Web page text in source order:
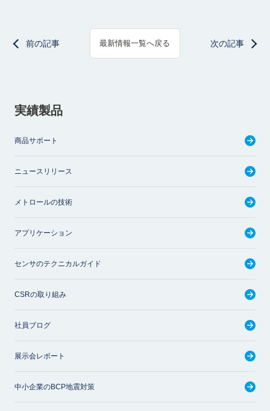
前の記事 最新情報一覧へ戻る 次の記事
実績製品
商品サポート
ニュースリリース
メトロールの技術
アプリケーション
センサのテクニカルガイド
CSRの取り組み
社員ブログ
展示会レポート
中小企業のBCP地震対策